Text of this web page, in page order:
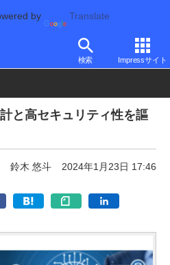
by Translate
検索 Impressサイト
と高セキュリティ性を謳
鈴木 悠斗 2024年1月23日 17:46